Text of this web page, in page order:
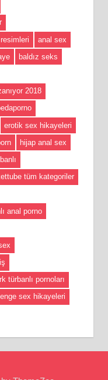
anal sex
baldız seks
2018
erotik sex hikayeleri
hijap anal sex
tüm kategoriler
anal porno
türbanlı pornoları
sex hikayeleri